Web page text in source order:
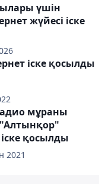
үшін
жүйесі іске
іске қосылды
2021
мұраны
қосылды